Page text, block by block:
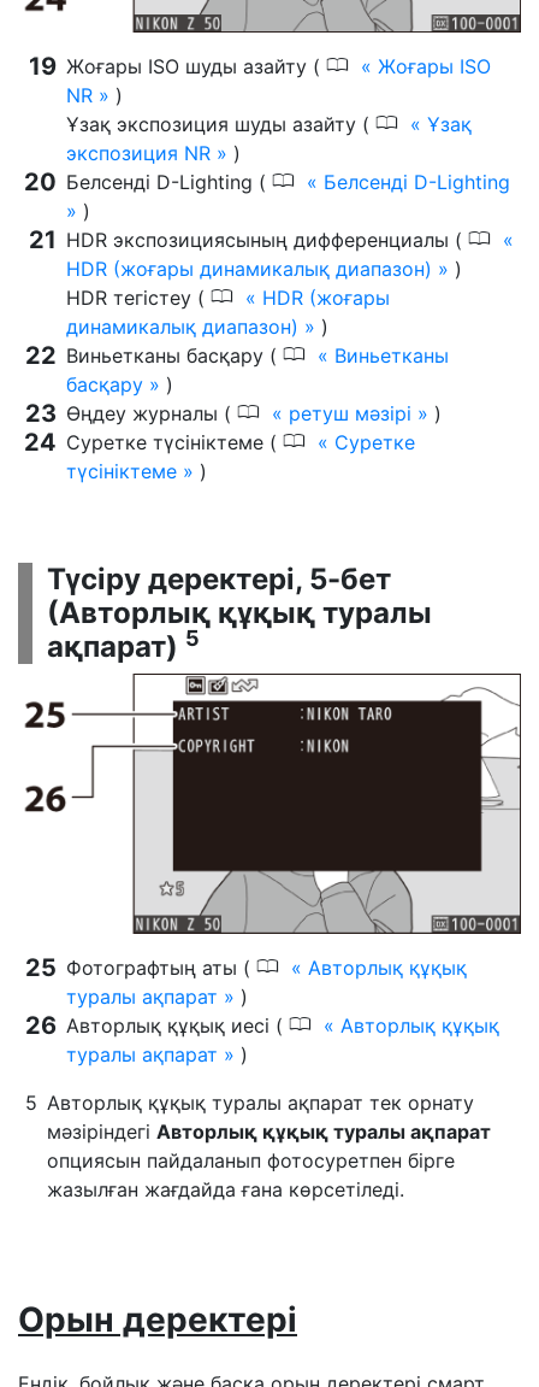
Жоғары ISO шуды азайту ( 0
Жоғары ISO
NR
)
Ұзақ экспозиция шуды азайту ( 0
Ұзақ
экспозиция NR
)
Белсенді D-Lighting ( 0
Белсенді D-Lighting
)
HDR экспозициясының дифференциалы ( 0
HDR (жоғары динамикалық диапазон)
)
HDR тегістеу ( 0
HDR (жоғары
динамикалық диапазон)
)
Виньетканы басқару ( 0
Виньетканы
басқару
)
Өңдеу журналы ( 0 ретуш мәзірі
)
Суретке түсініктеме ( 0
Суретке
түсініктеме
)
Түсіру деректері, 5-бет
(Авторлық құқық туралы
ақпарат) 5
Фотографтың аты ( 0
Авторлық құқық
туралы ақпарат
)
Авторлық құқық иесі ( 0
Авторлық құқық
туралы ақпарат
)
Авторлық құқық туралы ақпарат тек орнату
мәзіріндегі Авторлық құқық туралы ақпарат
опциясын пайдаланып фотосуретпен бірге
жазылған жағдайда ғана көрсетіледі.
Орын деректері